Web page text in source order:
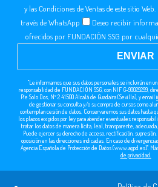
y las Condiciones de Ventas de este sitio Web.
través de WhatsApp
Deseo recibir
ofrecidos por FUNDACIÓN SSG por
"Le informamos que sus datos personales se incluirán en
responsabilidad de FUNDACIÓN SSG, con NIF G-90029299,
Pie Solo Dos, Nº 2 41500 Alcalá de Guadaira (Sevilla), y email
de gestionar su consulta y/o su compra de cursos como
contemplan cesión de datos. Conservaremos sus datos hasta
los plazos exigidos por ley para atender eventuales
tratar los datos de manera lícita, leal, transparente,
Puede ejercer su derecho de acceso, rectificación,
oposición en las direcciones indicadas. En caso de
Agencia Española de Protección de Datos (www.agpd.es)".
de privacidad.